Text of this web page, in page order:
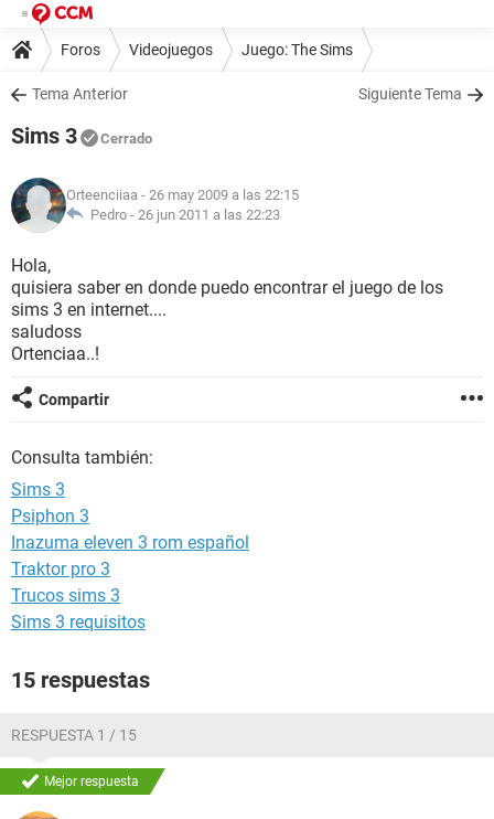
Foros Videojuegos Juego: The Sims
Tema Anterior Siguiente Tema
Sims 3 Cerrado
Orteenciiaa - 26 may 2009 a las 22:15
Pedro - 26 jun 2011 a las 22:23
Hola,
quisiera saber en donde puedo encontrar el juego de los
sims 3 en internet....
saludoss
Ortenciaa..!
Compartir
Consulta también:
Sims 3
Psiphon 3
Inazuma eleven 3 rom español
Traktor pro 3
Trucos sims 3
Sims 3 requisitos
15 respuestas
RESPUESTA 1 / 15
Mejor respuesta